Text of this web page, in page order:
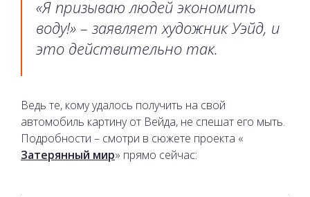
«Я призываю людей экономить
воду!» – заявляет художник Уэйд, и
это действительно так.
Ведь те, кому удалось получить на свой
автомобиль картину от Вейда, не спешат его мыть.
Подробности – смотри в сюжете проекта «
Затерянный мир» прямо сейчас: